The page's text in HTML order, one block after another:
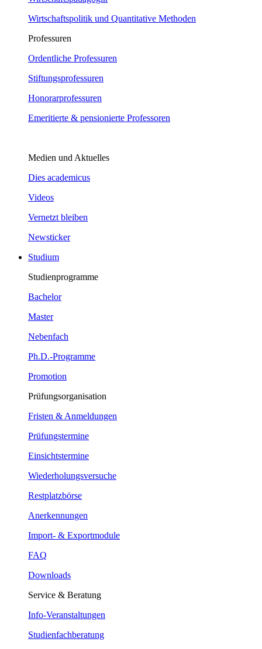
Wirtschaftspolitik und Quantitative Methoden
Professuren
Ordentliche Professuren
Stiftungsprofessuren
Honorarprofessuren
Emeritierte & pensionierte Professoren
Medien und Aktuelles
Dies academicus
Videos
Vernetzt bleiben
Newsticker
Studium
Studienprogramme
Bachelor
Master
Nebenfach
Ph.D.-Programme
Promotion
Prüfungsorganisation
Fristen & Anmeldungen
Prüfungstermine
Einsichtstermine
Wiederholungsversuche
Restplatzbörse
Anerkennungen
Import- & Exportmodule
FAQ
Downloads
Service & Beratung
Info-Veranstaltungen
Studienfachberatung